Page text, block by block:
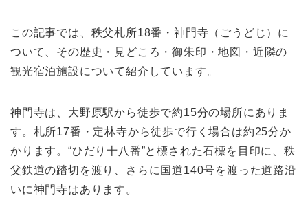
この記事では、秩父札所18番・神門寺（ごうどじ）に
ついて、その歴史・見どころ・御朱印・地図・近隣の
観光宿泊施設について紹介しています。
神門寺は、大野原駅から徒歩で約15分の場所にありま
す。札所17番・定林寺から徒歩で行く場合は約25分か
かります。“ひだり十八番”と標された石標を目印に、秩
父鉄道の踏切を渡り、さらに国道140号を渡った道路沿
いに神門寺はあります。